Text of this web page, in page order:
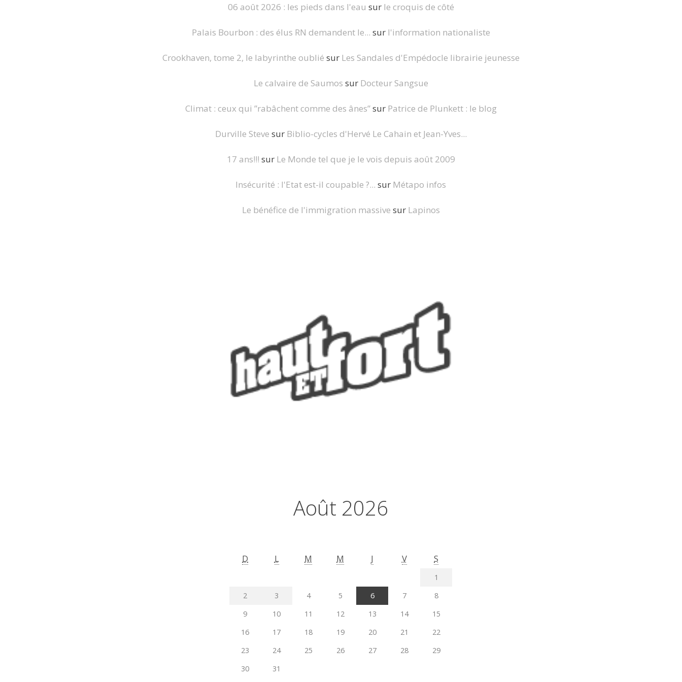
06 août 2026 : les pieds dans l'eau sur le croquis de côté
Palais Bourbon : des élus RN demandent le... sur l'information nationaliste
Crookhaven, tome 2, le labyrinthe oublié sur Les Sandales d'Empédocle librairie jeunesse
Le calvaire de Saumos sur Docteur Sangsue
Climat : ceux qui ”rabâchent comme des ânes”sur Patrice de Plunkett : le blog
Durville Steve sur Biblio-cycles d'Hervé Le Cahain et Jean-Yves...
17 ans!!! sur Le Monde tel que je le vois depuis août 2009
Insécurité : l'Etat est-il coupable ?... sur Métapo infos
Le bénéfice de l'immigration massive sur Lapinos
Août 2026
D L M M J V S
1
2
3 4 5 6 7
8
9
10 11 12 13 14
15
16
17 18 19 20 21
22
23
24 25 26 27 28
29
30
31